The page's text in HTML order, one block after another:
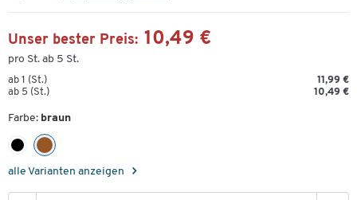
Unser bester Preis: 10,49 €
pro St. ab 5 St.
ab 1 (St.)
11,99 €
ab 5 (St.)
10,49 €
Farbe: braun
alle Varianten anzeigen